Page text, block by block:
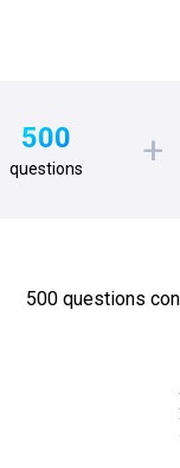
500
questions +
500 questions